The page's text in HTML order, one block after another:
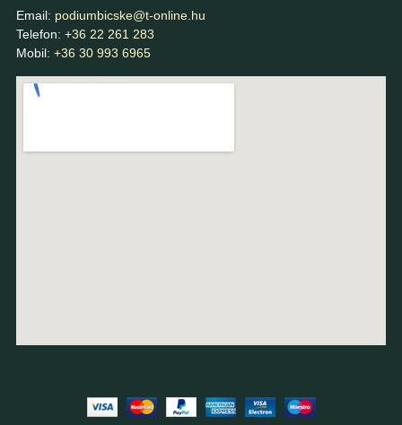
Email: podiumbicske@t-online.hu
Telefon: +36 22 261 283
Mobil: +36 30 993 6965